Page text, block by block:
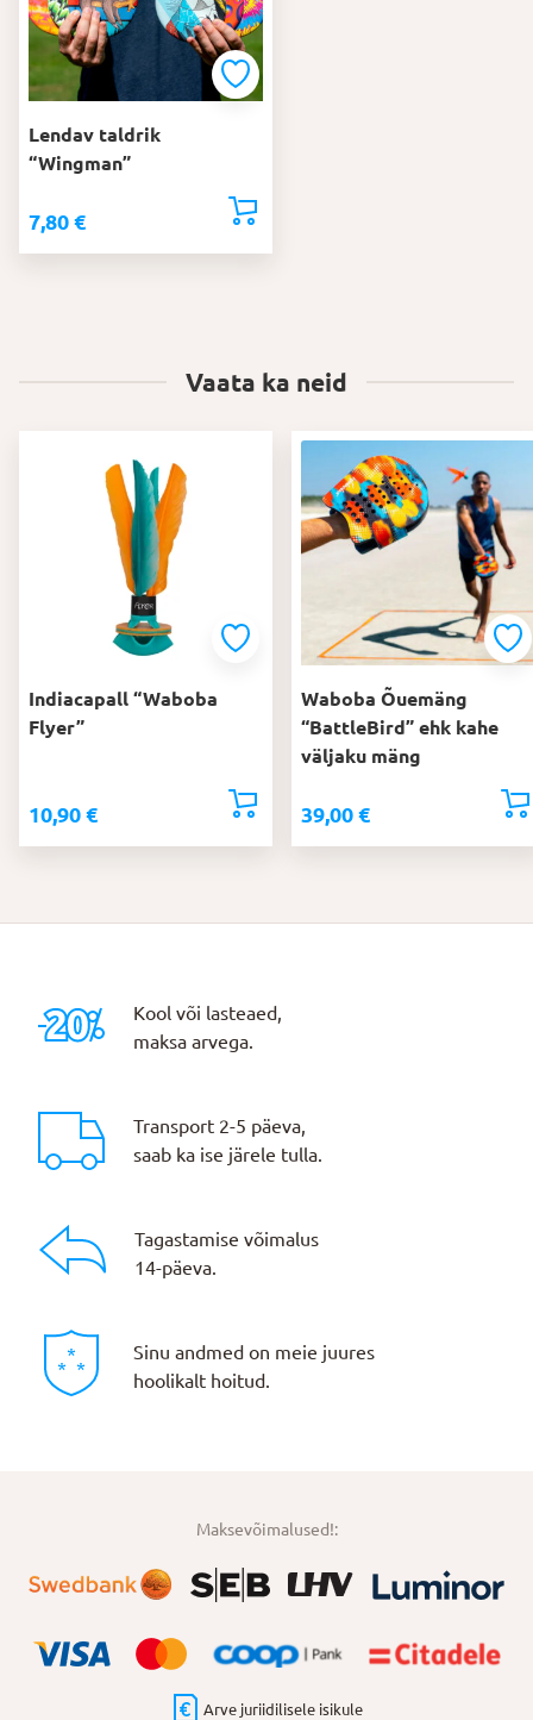
Lendav taldrik
“Wingman”
7,80 €
Vaata ka neid
Indiacapall “Waboba
Flyer”
10,90 €
Waboba Õuemäng
“BattleBird” ehk kahe
väljaku mäng
39,00 €
Kool või lasteaed,
maksa arvega.
Transport 2-5 päeva,
saab ka ise järele tulla.
Tagastamise võimalus
14-päeva.
Sinu andmed on meie juures
hoolikalt hoitud.
Maksevõimalused!:
Arve juriidilisele isikule